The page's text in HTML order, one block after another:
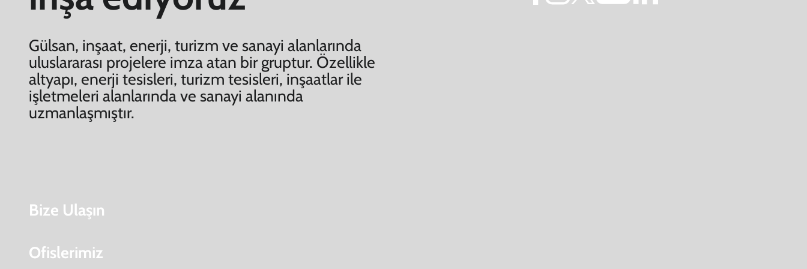
Gülsan, inşaat, enerji, turizm ve sanayi alanlarında
uluslararası projelere imza atan bir gruptur. Özellikle
altyapı, enerji tesisleri, turizm tesisleri, inşaatlar ile
işletmeleri alanlarında ve sanayi alanında
uzmanlaşmıştır.
Bize Ulaşın
Ofislerimiz